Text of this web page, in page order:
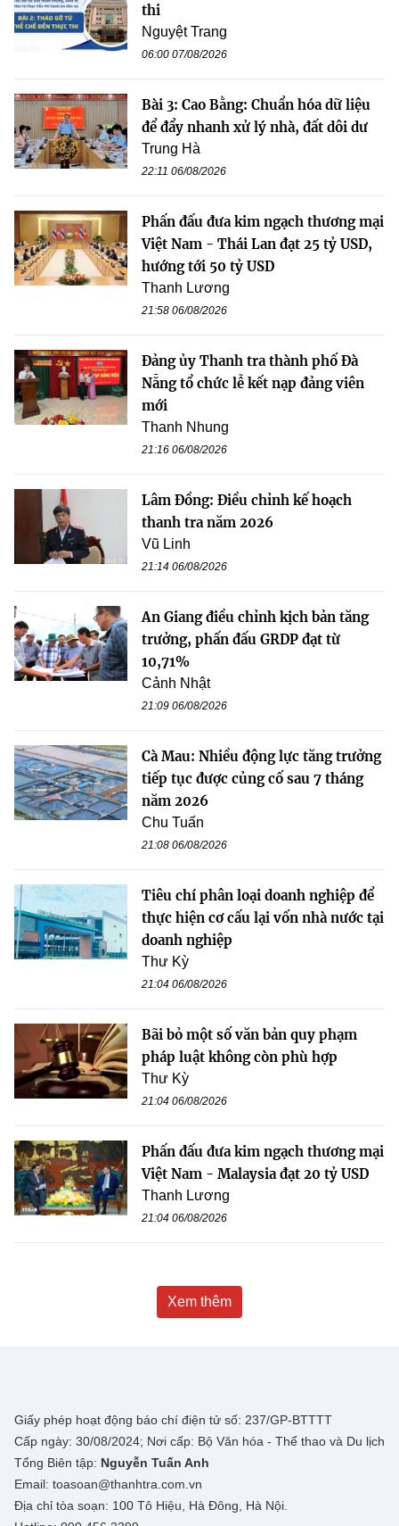
thi
Nguyệt Trang
06:00 07/08/2026
Bài 3: Cao Bằng: Chuẩn hóa dữ liệu
để đẩy nhanh xử lý nhà, đất dôi dư
Trung Hà
22:11 06/08/2026
Phấn đấu đưa kim ngạch thương mại
Việt Nam - Thái Lan đạt 25 tỷ USD,
hướng tới 50 tỷ USD
Thanh Lương
21:58 06/08/2026
Đảng ủy Thanh tra thành phố Đà
Nẵng tổ chức lễ kết nạp đảng viên
mới
Thanh Nhung
21:16 06/08/2026
Lâm Đồng: Điều chỉnh kế hoạch
thanh tra năm 2026
Vũ Linh
21:14 06/08/2026
An Giang điều chỉnh kịch bản tăng
trưởng, phấn đấu GRDP đạt từ
10,71%
Cảnh Nhật
21:09 06/08/2026
Cà Mau: Nhiều động lực tăng trưởng
tiếp tục được củng cố sau 7 tháng
năm 2026
Chu Tuấn
21:08 06/08/2026
Tiêu chí phân loại doanh nghiệp để
thực hiện cơ cấu lại vốn nhà nước tại
doanh nghiệp
Thư Kỳ
21:04 06/08/2026
Bãi bỏ một số văn bản quy phạm
pháp luật không còn phù hợp
Thư Kỳ
21:04 06/08/2026
Phấn đấu đưa kim ngạch thương mại
Việt Nam - Malaysia đạt 20 tỷ USD
Thanh Lương
21:04 06/08/2026
Xem thêm
Giấy phép hoạt động báo chí điện tử số: 237/GP-BTTTT
Cấp ngày: 30/08/2024; Nơi cấp: Bộ Văn hóa - Thể thao và Du lịch
Tổng Biên tập: Nguyễn Tuấn Anh
Email: toasoan@thanhtra.com.vn
Địa chỉ tòa soạn: 100 Tô Hiệu, Hà Đông, Hà Nội.